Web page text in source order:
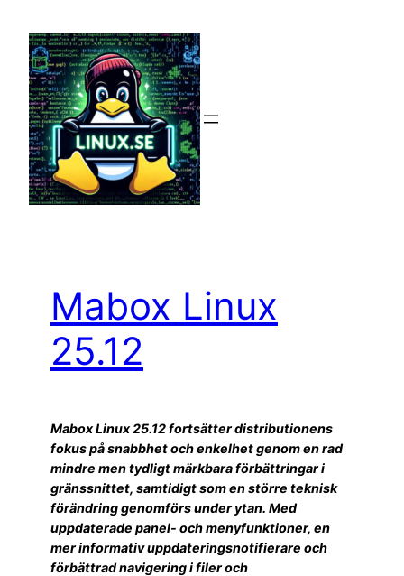
innehåll
Mabox Linux
25.12
Mabox Linux 25.12 fortsätter distributionens
fokus på snabbhet och enkelhet genom en rad
mindre men tydligt märkbara förbättringar i
gränssnittet, samtidigt som en större teknisk
förändring genomförs under ytan. Med
uppdaterade panel- och menyfunktioner, en
mer informativ uppdateringsnotifierare och
förbättrad navigering i filer och